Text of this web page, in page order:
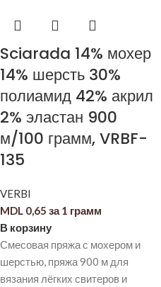
Sciarada 14% мохер
14% шерсть 30%
полиамид 42% акрил
2% эластан 900
м/100 грамм, VRBF-
135
VERBI
MDL 0,65 за 1 грамм
В корзину
Смесовая пряжа с мохером и
шерстью, пряжа 900 м для
вязания лёгких свитеров и